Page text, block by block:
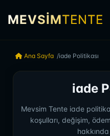
MEVSİMTENTE
Ana Sayfa iade Politikası
iade
Mevsim Tente iade
koşulları, değişim,